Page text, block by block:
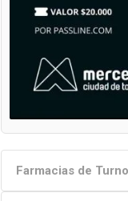
Farmacias de Turno